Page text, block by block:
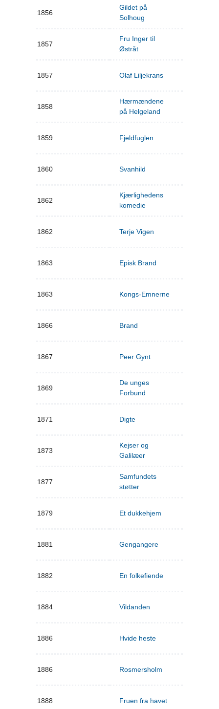
1856
Gildet på
Solhoug
1857
Fru Inger til
Østråt
1857 Olaf Liljekrans
1858
Hærmændene
på Helgeland
1859 Fjeldfuglen
1860 Svanhild
1862
Kjærlighedens
komedie
1862 Terje Vigen
1863 Episk Brand
1863 Kongs-Emnerne
1866 Brand
1867 Peer Gynt
1869
De unges
Forbund
1871 Digte
1873
Kejser og
Galilæer
1877
Samfundets
støtter
1879 Et dukkehjem
1881 Gengangere
1882 En folkefiende
1884 Vildanden
1886 Hvide heste
1886 Rosmersholm
1888 Fruen fra havet